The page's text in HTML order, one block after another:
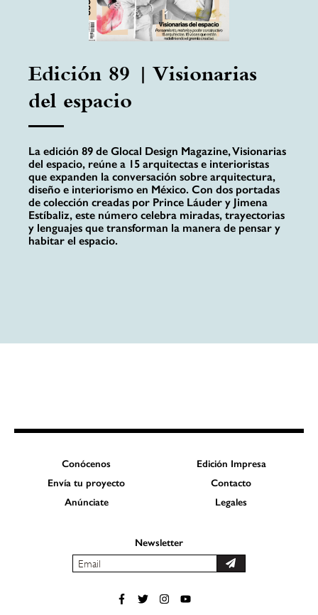
Edición 89 | Visionarias
del espacio
La edición 89 de Glocal Design Magazine, Visionarias
del espacio, reúne a 15 arquitectas e interioristas
que expanden la conversación sobre arquitectura,
diseño e interiorismo en México. Con dos portadas
de colección creadas por Prince Láuder y Jimena
Estíbaliz, este número celebra miradas, trayectorias
y lenguajes que transforman la manera de pensar y
habitar el espacio.
Conócenos
Edición Impresa
Envía tu proyecto
Contacto
Anúnciate
Legales
Newsletter